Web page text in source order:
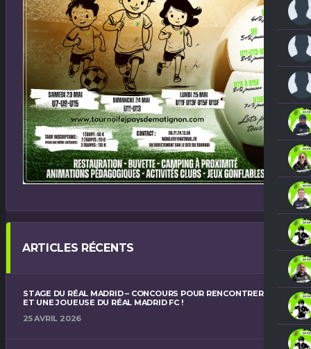
ARTICLES RÉCENTS
STAGE DU RÉAL MADRID – CONCOURS POUR RENCONTRER UN
ET UNE JOUEUSE DU RÉAL MADRID FC !
25 AVRIL 2026